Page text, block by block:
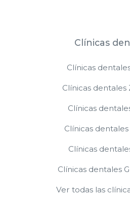
Clínicas
Clínicas
Clínicas dentales
Clínicas
Clínicas
Clínicas
Clínicas dentales
Ver todas las